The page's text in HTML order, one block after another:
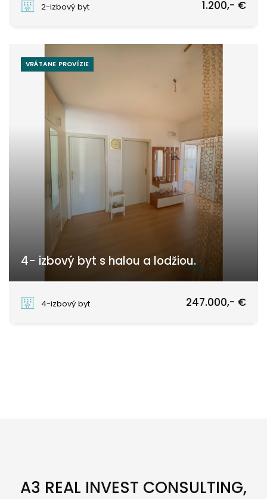
2-izbový byt
1.200,- €
VRÁTANE PROVÍZIE
4- izbový byt s halou a lodžiou.
4-izbový byt
247.000,- €
A3 REAL INVEST CONSULTING,